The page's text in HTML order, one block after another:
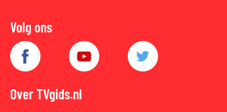
Volg ons
Over TVgids.nl